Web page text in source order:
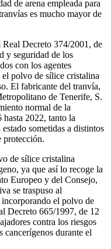
de arena empleada para
es mucho mayor de
Decreto 374/2001, de
y seguridad de los
con los agentes
el polvo de sílice cristalina
El fabricante del tranvía,
de Tenerife, S.
normal de la
hasta 2022, tanto la
sometidas a distintos
protección.
de sílice cristalina
ya que así lo recoge la
Europeo y del Consejo,
se traspuso al
el polvo de
Decreto 665/1997, de 12
contra los riesgos
cancerígenos durante el